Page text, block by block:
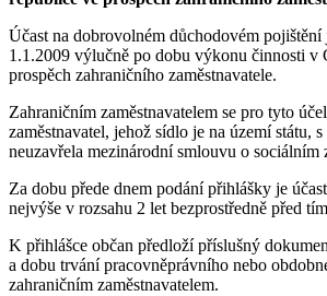
Účast na dobrovolném důchodovém pojištění
1.1.2009 výlučně po dobu výkonu činnosti v
prospěch zahraničního zaměstnavatele.
Zahraničním zaměstnavatelem se pro tyto
zaměstnavatel, jehož sídlo je na území státu,
neuzavřela mezinárodní smlouvu o sociálním
Za dobu přede dnem podání přihlášky je
nejvýše v rozsahu 2 let bezprostředně před
K přihlášce občan předloží příslušný
a dobu trvání pracovněprávního nebo
zahraničním zaměstnavatelem.